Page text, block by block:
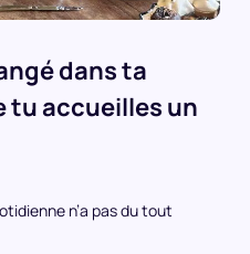
dans ta
tu accueilles un
n’a pas du tout